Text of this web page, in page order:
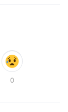
0